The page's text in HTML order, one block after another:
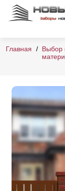
Главная
Выбор